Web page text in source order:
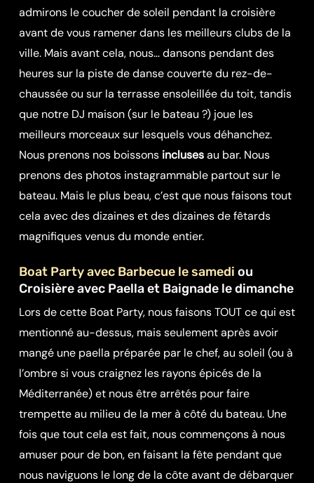
admirons le coucher de soleil pendant la croisière
avant de vous ramener dans les meilleurs clubs de la
ville. Mais avant cela, nous… dansons pendant des
heures sur la piste de danse couverte du rez-de-
chaussée ou sur la terrasse ensoleillée du toit, tandis
que notre DJ maison (sur le bateau ?) joue les
meilleurs morceaux sur lesquels vous déhanchez.
Nous prenons nos boissons inclusesau bar. Nous
prenons des photos instagrammable partout sur le
bateau. Mais le plus beau, c’est que nous faisons tout
cela avec des dizaines et des dizaines de fêtards
magnifiques venus du monde entier.
Boat Party avec Barbecue le samedi ou
Croisière avec Paella et Baignade le dimanche
Lors de cette Boat Party, nous faisons TOUT ce qui est
mentionné au-dessus, mais seulement après avoir
mangé une paella préparée par le chef, au soleil (ou à
l’ombre si vous craignez les rayons épicés de la
Méditerranée) et nous être arrêtés pour faire
trempette au milieu de la mer à côté du bateau. Une
fois que tout cela est fait, nous commençons à nous
amuser pour de bon, en faisant la fête pendant que
nous naviguons le long de la côte avant de débarquer